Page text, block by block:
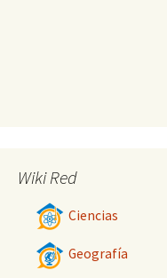
Wiki Red
Ciencias
Geografía